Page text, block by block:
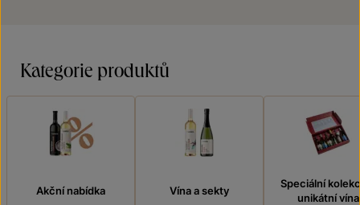
Kategorie produktů
Akční nabídka Vína a sekty
Speciální
unikátní vína